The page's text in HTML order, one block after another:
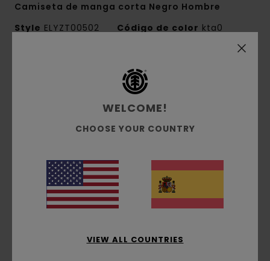
Camiseta de manga corta Negro Hombre
Style ELYZT00502 Código de color kta0
colección Mainline
tejido de punto de 100% algodón
orgánico [180 g/m2]
Cuello:Cuello redondo
Mangas:manga corta
Marca:estampados de base agua en el
WELCOME!
CHOOSE YOUR COUNTRY
VIEW ALL COUNTRIES